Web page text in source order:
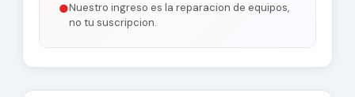
●Nuestro ingreso es la reparacion de equipos,
no tu suscripcion.